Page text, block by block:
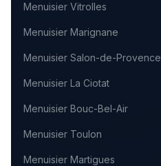
Menuisier Vitrolles
Menuisier Marignane
Menuisier Salon-de-Provence
Menuisier La Ciotat
Menuisier Bouc-Bel-Air
Menuisier Toulon
Menuisier Martigues